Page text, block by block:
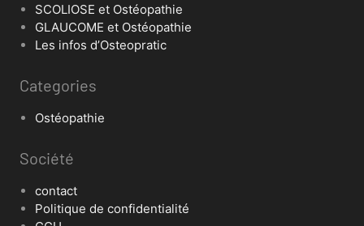
SCOLIOSE et Ostéopathie
GLAUCOME et Ostéopathie
Les infos d’Osteopratic
Categories
Ostéopathie
Société
contact
Politique de confidentialité